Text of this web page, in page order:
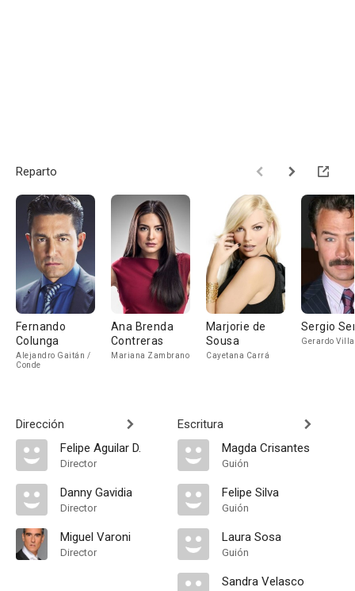
Reparto
Fernando
Colunga
Alejandro Gaitán /
Conde
Ana Brenda
Contreras
Mariana Zambrano
Marjorie de
Sousa
Cayetana Carrá
Sergio
Gerardo
Dirección
Felipe Aguilar D.
Director
Danny Gavidia
Director
Miguel Varoni
Director
Escritura
Magda Crisantes
Guión
Felipe Silva
Guión
Laura Sosa
Guión
Sandra Velasco